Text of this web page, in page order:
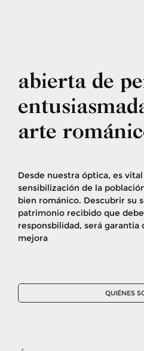
Somos una
abierta de
arte
Desde nuestra óptica, es
sensibilización de la
bien románico. Descubrir su
patrimonio recibido que
responsbilidad, será garantia
mejora
QUIÉNES